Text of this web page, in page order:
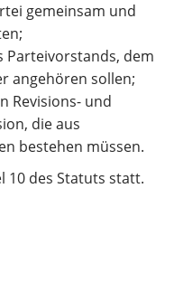
gemeinsam und
Parteivorstands, dem
angehören sollen;
Revisions- und
die aus
bestehen müssen.
10 des Statuts statt.